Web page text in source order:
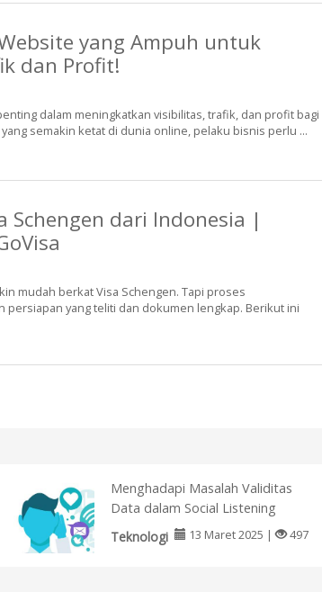
yang Ampuh untuk
dan Profit!
dalam meningkatkan visibilitas, trafik, dan profit bagi
semakin ketat di dunia online, pelaku bisnis perlu ...
Schengen dari Indonesia |
mudah berkat Visa Schengen. Tapi proses
persiapan yang teliti dan dokumen lengkap. Berikut ini
Menghadapi Masalah Validitas
Data dalam Social Listening
Teknologi
13 Maret 2025 | 497